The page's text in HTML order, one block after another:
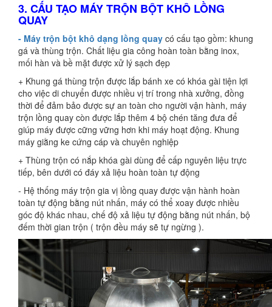
3. CẤU TẠO MÁY TRỘN BỘT KHÔ LỒNG
QUAY
- Máy trộn bột khô dạng lồng quay có cấu tạo gồm: khung
gá và thùng trộn. Chất liệu gia công hoàn toàn bằng inox,
mối hàn và bề mặt được xử lý sạch đẹp
+ Khung gá thùng trộn được lắp bánh xe có khóa gài tiện lợi
cho việc di chuyển được nhiều vị trí trong nhà xưởng, đồng
thời để đảm bảo được sự an toàn cho người vận hành, máy
trộn lồng quay còn được lắp thêm 4 bộ chén tăng đưa để
giúp máy được cững vững hơn khi máy hoạt động. Khung
máy giằng ke cứng cáp và chuyên nghiệp
+ Thùng trộn có nắp khóa gài dùng để cấp nguyên liệu trực
tiếp, bên dưới có đáy xả liệu hoàn toàn tự động
- Hệ thống máy trộn gia vị lồng quay được vận hành hoàn
toàn tự động bằng nút nhấn, máy có thể xoay được nhiều
góc độ khác nhau, chế độ xả liệu tự động bằng nút nhấn, bộ
đếm thời gian trộn ( trộn đều máy sẽ tự ngừng ).